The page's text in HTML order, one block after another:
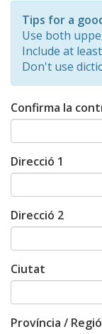
Rating:
Tips for a
Use both
Include at
Don't use
Confirma la
Direcció 1
Direcció 2
Ciutat
Província / Regió